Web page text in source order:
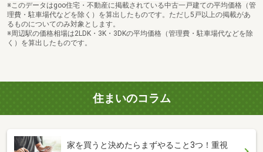
※このデータはgoo住宅・不動産に掲載されている中古一戸建ての平均価格（管
理費・駐車場代などを除く）を算出したものです。ただし5戸以上の掲載があ
るものについてのみ対象とします。
※周辺駅の価格相場は2LDK・3K・3DKの平均価格（管理費・駐車場代などを除
く）を算出したものです。
住まいのコラム
家を買うと決めたらまずやること3つ！重視